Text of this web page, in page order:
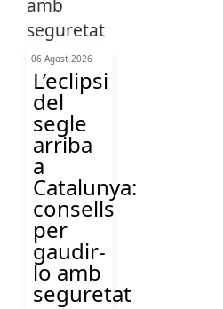
06 Agost 2026
L’eclipsi
del
segle
arriba
a
Catalunya:
consells
per
gaudir-
lo amb
seguretat